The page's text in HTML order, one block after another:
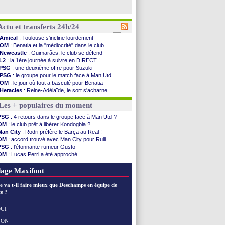
et transferts 24h/24
Amical : Toulouse s'incline lourdement
OM : Benatia et la "médiocrité" dans le club
Newcastle : Guimarães, le club se défend
: la 1ère journée à suivre en DIRECT !
: une deuxième offre pour Suzuki
PSG : le groupe pour le match face à Man Utd
OM : le jour où tout a basculé pour Benatia
Heracles : Reine-Adélaïde, le sort s'acharne...
Monaco: Mawissa a gravement blessé Uche
OM: accord avec la Real Sociedad pour Aguerd
Barça: Araujo va partir en prêt à Liverpool
OM : Côme pousse pour Gouiri
Man Utd: le groupe pour défier le PSG
: Caen premier leader
: Højbjerg, son agent maintient le suspense
: Gouiri évoque son avenir
: le transfert d'Asllani tombe à l'eau
: Benatia envoie une pique à Longoria
: la dernière saison de Fonseca ?
+ populaires du moment
: 4 retours dans le groupe face à Man Utd ?
: le club prêt à libérer Kondogbia ?
City : Rodri préfère le Barça au Real !
: accord trouvé avec Man City pour Rulli
: l'étonnante rumeur Gusto
: Lucas Perri a été approché
: Owori battu à mort à Kampala
Maxifoot
va t-il faire mieux que Deschamps en équipe de
?